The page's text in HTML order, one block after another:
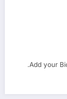
Add your